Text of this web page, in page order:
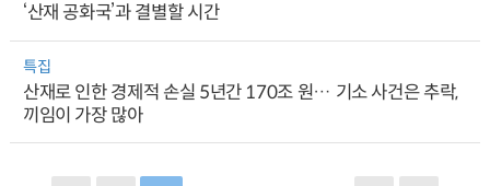
‘산재 공화국’과 결별할 시간
특집
산재로 인한 경제적 손실 5년간 170조 원… 기소 사건은 추락,
끼임이 가장 많아